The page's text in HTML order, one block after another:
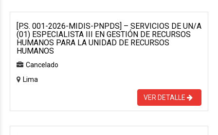
[P.S. 001-2026-MIDIS-PNPDS] – SERVICIOS DE UN/A
(01) ESPECIALISTA III EN GESTIÓN DE RECURSOS
HUMANOS PARA LA UNIDAD DE RECURSOS
HUMANOS
Cancelado
Lima
VER DETALLE